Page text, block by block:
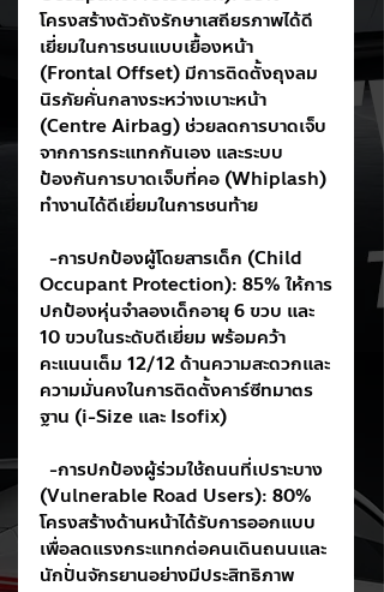
โครงสร้างตัวถังรักษาเสถียรภาพได้ดี
เยี่ยมในการชนแบบเยื้องหน้า
(Frontal Offset) มีการติดตั้งถุงลม
นิรภัยคั่นกลางระหว่างเบาะหน้า
(Centre Airbag) ช่วยลดการบาดเจ็บ
จากการกระแทกกันเอง และระบบ
ป้องกันการบาดเจ็บที่คอ (Whiplash)
ทำงานได้ดีเยี่ยมในการชนท้าย
-การปกป้องผู้โดยสารเด็ก (Child
Occupant Protection): 85% ให้การ
ปกป้องหุ่นจำลองเด็กอายุ 6 ขวบ และ
10 ขวบในระดับดีเยี่ยม พร้อมคว้า
คะแนนเต็ม 12/12 ด้านความสะดวกและ
ความมั่นคงในการติดตั้งคาร์ซีทมาตร
ฐาน (i-Size และ Isofix)
-การปกป้องผู้ร่วมใช้ถนนที่เปราะบาง
(Vulnerable Road Users): 80%
โครงสร้างด้านหน้าได้รับการออกแบบ
เพื่อลดแรงกระแทกต่อคนเดินถนนและ
นักปั่นจักรยานอย่างมีประสิทธิภาพ